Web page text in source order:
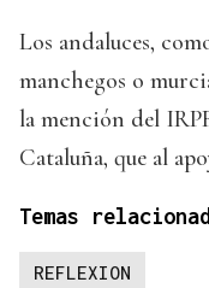
Los andaluces,
manchegos o
la mención del
Cataluña, que al
Temas
REFLEXION